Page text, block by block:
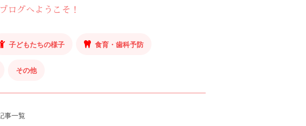
ログへようこそ！
子どもたちの様子 食育・歯科予防
その他
事一覧